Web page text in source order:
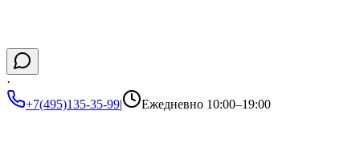
·
+7(495)135-35-99| Ежедневно 10:00–19:00